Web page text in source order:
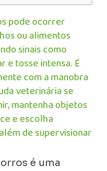
pode ocorrer
ou alimentos
sinais como
e tosse intensa. É
com a manobra
veterinária se
mantenha objetos
e escolha
de supervisionar
é uma